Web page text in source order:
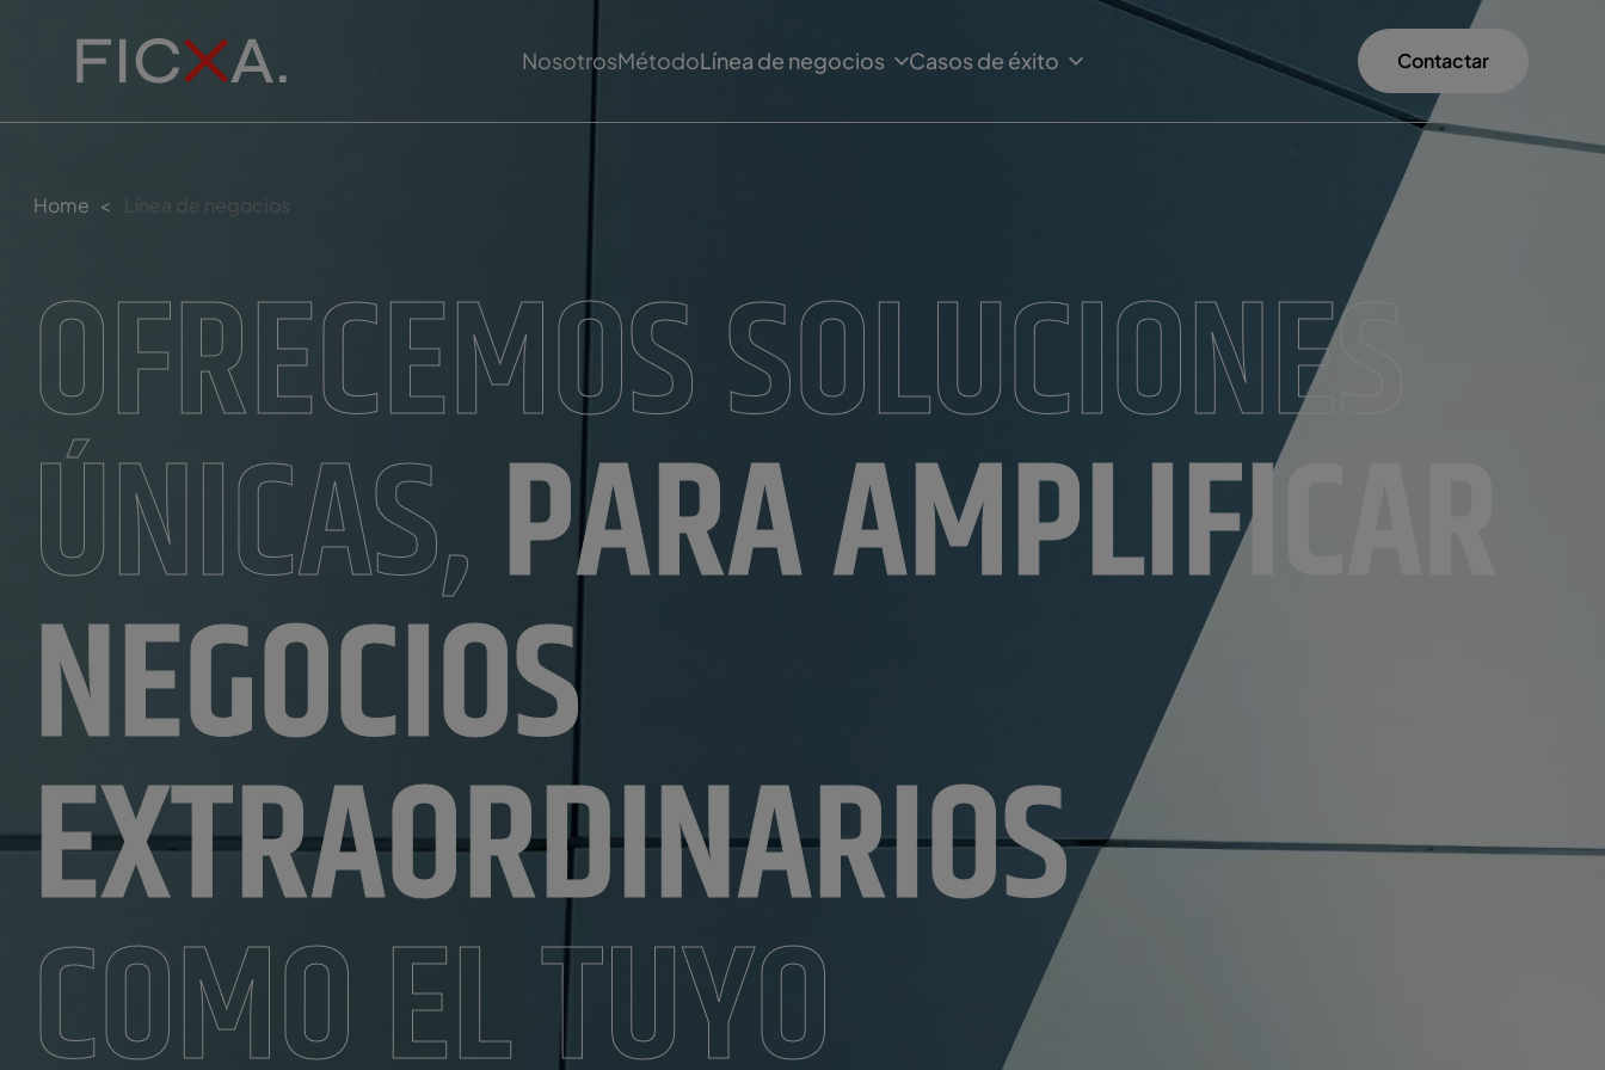
NosotrosMétodoLínea de negocios Casos de éxito Contactar
Home < Línea de negocios
OFRECEMOS SOLUCIONES
ÚNICAS,PARA AMPLIFICAR
NEGOCIOS
EXTRAORDINARIOS
COMO EL TUYO